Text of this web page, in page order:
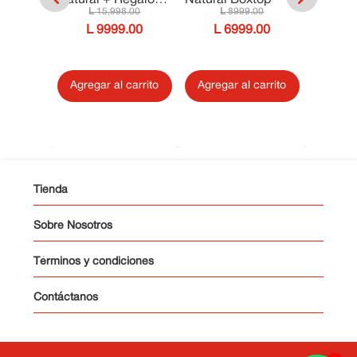
Respaldar Montreal
Matrimonial/Queen
15,998.00
9999.00
Agregar al carrito
8999.00
6999.00
Agregar al carrito
Max
Tienda
Sobre Nosotros
Términos y condiciones
Contáctanos